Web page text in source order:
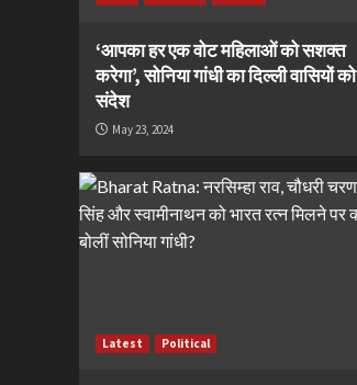
‘आपका हर एक वोट महिलाओं को सशक्त
करेगा’, सोनिया गांधी का दिल्ली वासियों को
संदेश
May 23, 2024
Latest Political